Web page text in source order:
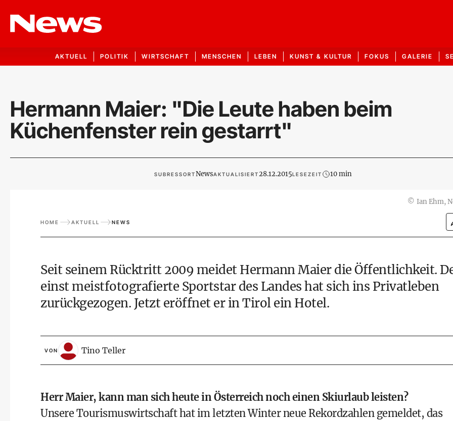
AKTUELL POLITIK WIRTSCHAFT MENSCHEN LEBEN KUNST & KULTUR FOKUS GALERIE
Hermann Maier: "Die Leute haben beim
Küchenfenster rein gestarrt"
SUBRESSORTNewsAKTUALISIERT28.12.2015LESEZEIT 10 min
© Ian Ehm,
HOME AKTUELL NEWS
Seit seinem Rücktritt 2009 meidet Hermann Maier die Öffentlichkeit.
einst meistfotografierte Sportstar des Landes hat sich ins Privatleben
zurückgezogen. Jetzt eröffnet er in Tirol ein Hotel.
VON Tino Teller
Herr Maier, kann man sich heute in Österreich noch einen Skiurlaub leisten?
Unsere Tourismuswirtschaft hat im letzten Winter neue Rekordzahlen gemeldet, das